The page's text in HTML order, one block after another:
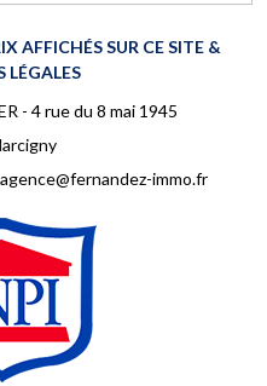
AFFICHÉS SUR CE SITE &
LÉGALES
- 4 rue du 8 mai 1945
agence@fernandez-immo.fr